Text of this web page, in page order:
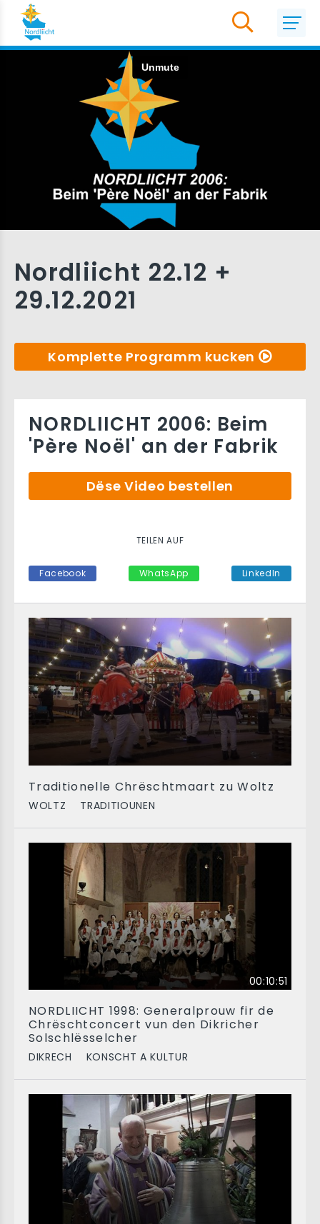
Nordliicht 22.12 +
29.12.2021
Komplette Programm kucken
Traditionelle Chrëschtmaart zu Woltz
WOLTZ TRADITIOUNEN
00:10:51
NORDLIICHT 1998: Generalprouw fir de
Chrëschtconcert vun den Dikricher
Solschlësselcher
DIKRECH KONSCHT A KULTUR
NORDLIICHT 2006: Beim
'Père Noël' an der Fabrik
Dëse Video bestellen
TEILEN AUF
Facebook WhatsApp LinkedIn